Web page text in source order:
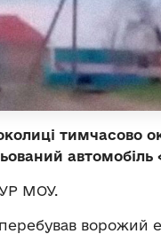
тимчасово
автомобіль
МОУ.
ворожий